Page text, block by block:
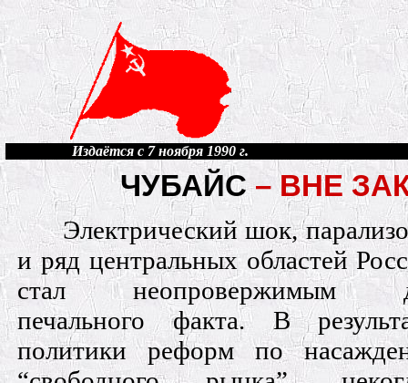
Издаётся с 7 ноября 1990 г.
ЧУБАЙС– ВНЕ
Электрический шок,
и ряд центральных областей
стал неопровержимым
печального факта. В
политики реформ по